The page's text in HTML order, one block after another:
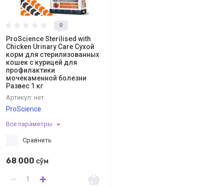
0
ProScience Sterilised with
Chicken Urinary Care Сухой
корм для стерилизованных
кошек с курицей для
профилактики
мочекаменной болезни
Развес 1 кг
Артикул: нет
ProScience
Все параметры
Сравнить
68 000 сўм